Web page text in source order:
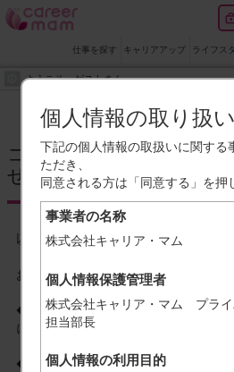
仕事を探す キャリアアップ ライフス
ようこそ ゲストさん
コワーキングCoCoプレ
せフォーム～
以下のお問合わせフォームに必要事項
お電話でのお問合わせも承ります。
◆ご記入いただいた情報は、お問合わ
に利用いたします。
◆個人情報に関するお問合わせは
個人情報の取り扱
下記の個人情報の取扱いに関する
ただき、
同意される方は「同意する」を押
事業者の名称
株式会社キャリア・マム
個人情報保護管理者
株式会社キャリア・マム プライ
担当部長
個人情報の利用目的